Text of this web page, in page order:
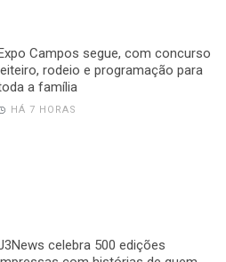
Expo Campos segue, com concurso
leiteiro, rodeio e programação para
a família
HÁ 7 HORAS
celebra 500 edições